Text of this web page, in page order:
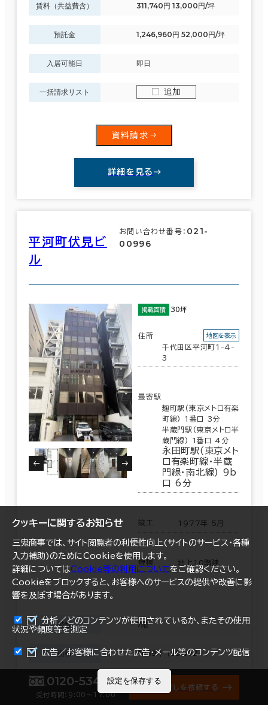
賃料（共益費含） 311,740円 13,000円/坪
預託金 1,246,960円 52,000円/坪
入居可能日 即日
一括請求リスト 追加
資料請求
詳細を見る
平河町伏見ビ
ル
お問い合わせ番号： 021-
00996
掲載面積 30坪
住所
千代田区平河町1-4-
3
地図を表示
最寄駅
麹町駅(東京メトロ有楽
町線) 1番口 3分
半蔵門駅(東京メトロ半
蔵門線) 1番口 4分
永田町駅(東京メト
ロ有楽町線･半蔵
門線･南北線) 9b
口 6分
竣工 1977年 5月
規模 地上10階建
階数 7階
面積 30.19坪（99.802㎡）
賃料（共益費含） 498,135円 16,500円/坪
まとめて資料請求
0120-534-011
受付時間：9:00〜17:00
オフィス探しを依頼する
クッキーに関するお知らせ
三鬼商事では、サイト閲覧者の利便性向上(サイトのサービス・各種
入力補助)のためにCookieを使用します。
詳細についてはCookie等の利用についてをご確認ください。
Cookieをブロックすると、お客様へのサービスの提供や改善に影
響を及ぼす場合があります。
分析／どのコンテンツが使用されているか、またその使用
状況や頻度等を測定
広告／お客様に合わせた広告・メール等のコンテンツ配信
設定を保存する